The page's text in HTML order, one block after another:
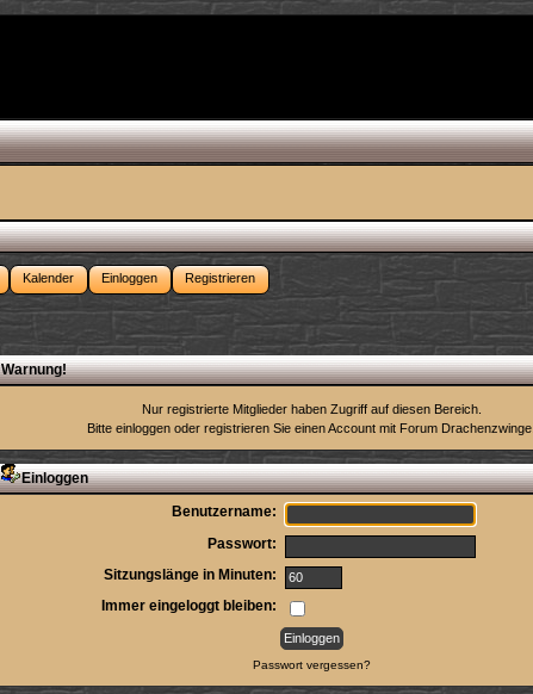
Kalender Einloggen Registrieren
Warnung!
Nur registrierte Mitglieder haben Zugriff auf diesen Bereich.
Bitte einloggen oder registrieren Sie einen Account mit Forum Drachenzwinge.
Einloggen
Benutzername:
Passwort:
Sitzungslänge in Minuten:
Immer eingeloggt bleiben:
Passwort vergessen?